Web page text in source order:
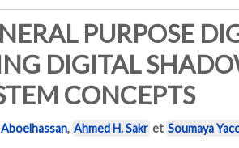
PURPOSE
DIGITAL
CONCEPTS
, Ahmed H. Sakr et Soumaya